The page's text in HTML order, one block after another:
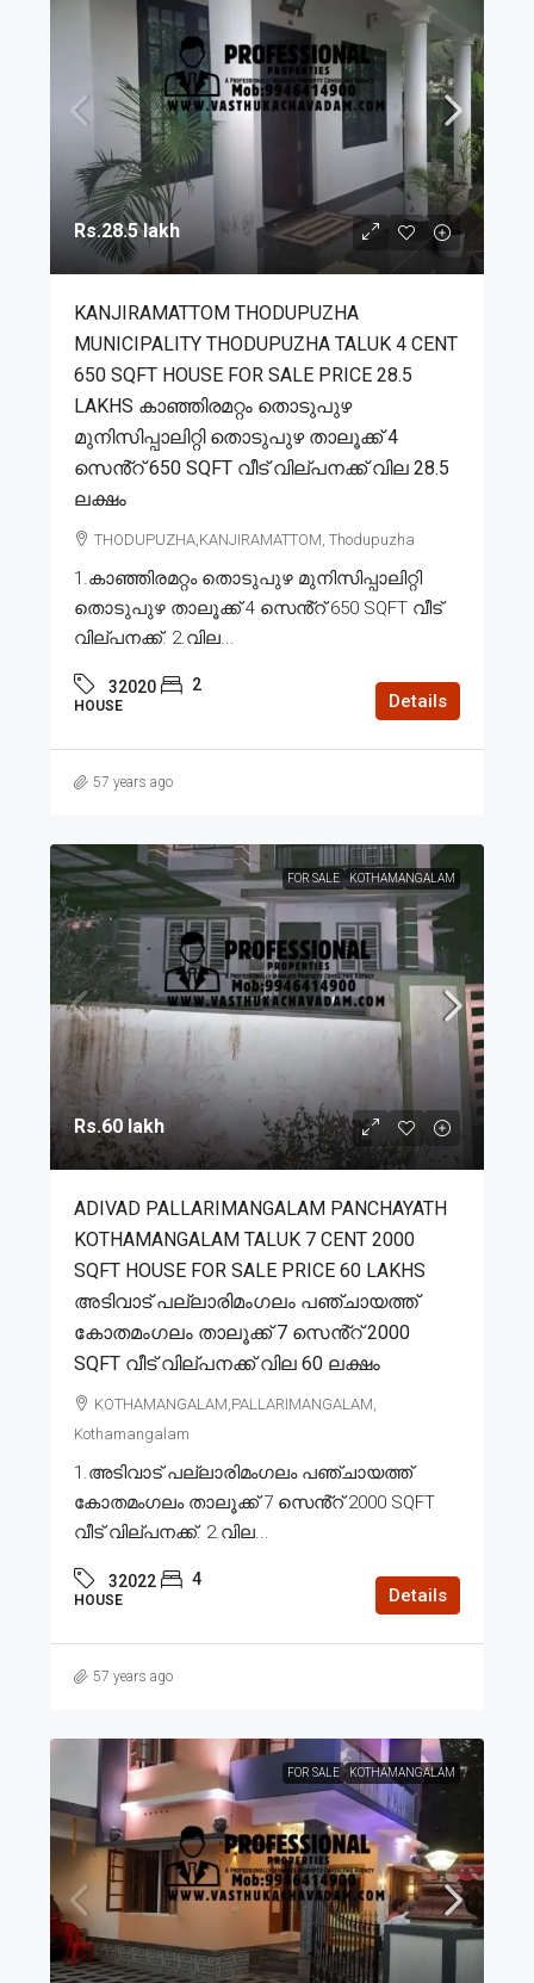
Rs.28.5 lakh
KANJIRAMATTOM THODUPUZHA
MUNICIPALITY THODUPUZHA TALUK 4 CENT
650 SQFT HOUSE FOR SALE PRICE 28.5
LAKHS കാഞ്ഞിരമറ്റം തൊടുപുഴ
മുനിസിപ്പാലിറ്റി തൊടുപുഴ താലൂക്ക് 4
സെൻ്റ് 650 SQFT വീട് വില്പനക്ക് വില 28.5
ലക്ഷം
THODUPUZHA,KANJIRAMATTOM, Thodupuzha
1.കാഞ്ഞിരമറ്റം തൊടുപുഴ മുനിസിപ്പാലിറ്റി
തൊടുപുഴ താലൂക്ക് 4 സെൻ്റ് 650 SQFT വീട്
വില്പനക്ക്. 2.വില...
32020 2
HOUSE Details
57 years ago
FOR SALE KOTHAMANGALAM
Rs.60 lakh
ADIVAD PALLARIMANGALAM PANCHAYATH
KOTHAMANGALAM TALUK 7 CENT 2000
SQFT HOUSE FOR SALE PRICE 60 LAKHS
അടിവാട് പല്ലാരിമംഗലം പഞ്ചായത്ത്
കോതമംഗലം താലൂക്ക് 7 സെൻ്റ് 2000
SQFT വീട് വില്പനക്ക് വില 60 ലക്ഷം
KOTHAMANGALAM,PALLARIMANGALAM,
Kothamangalam
1.അടിവാട് പല്ലാരിമംഗലം പഞ്ചായത്ത്
കോതമംഗലം താലൂക്ക് 7 സെൻ്റ് 2000 SQFT
വീട് വില്പനക്ക്. 2.വില...
32022 4
HOUSE Details
57 years ago
FOR SALE KOTHAMANGALAM